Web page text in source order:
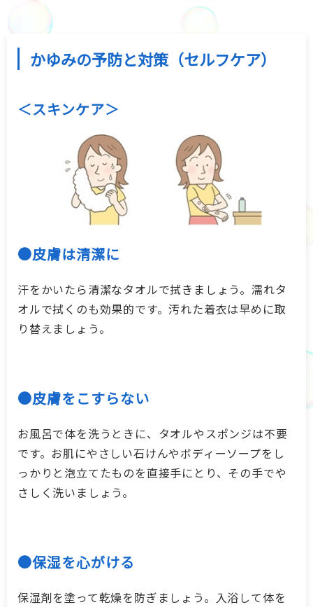
かゆみの予防と対策（セルフケア）
＜スキンケア＞
●皮膚は清潔に
汗をかいたら清潔なタオルで拭きましょう。濡れタ
オルで拭くのも効果的です。汚れた着衣は早めに取
り替えましょう。
●皮膚をこすらない
お風呂で体を洗うときに、タオルやスポンジは不要
です。お肌にやさしい石けんやボディーソープをし
っかりと泡立てたものを直接手にとり、その手でや
さしく洗いましょう。
●保湿を心がける
保湿剤を塗って乾燥を防ぎましょう。入浴して体を